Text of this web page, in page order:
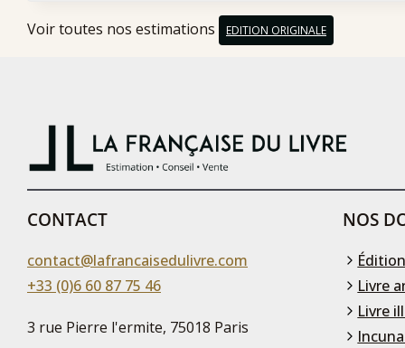
Voir toutes nos estimations EDITION ORIGINALE
CONTACT
contact@lafrancaisedulivre.com
+33 (0)6 60 87 75 46
3 rue Pierre l'ermite, 75018 Paris
NOS
Livre
Livre